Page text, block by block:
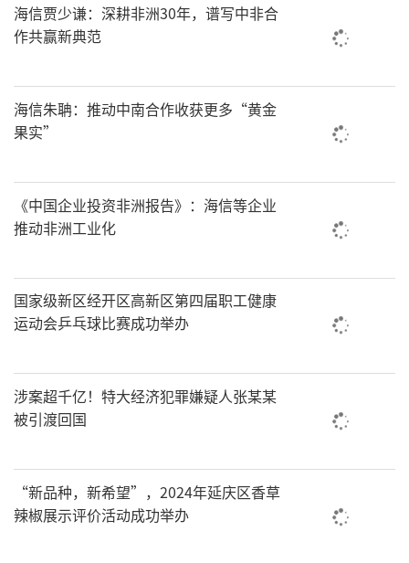
海信贾少谦：深耕非洲30年，谱写中非合
作共赢新典范
海信朱聃：推动中南合作收获更多“黄金
果实”
《中国企业投资非洲报告》：海信等企业
推动非洲工业化
国家级新区经开区高新区第四届职工健康
运动会乒乓球比赛成功举办
涉案超千亿！特大经济犯罪嫌疑人张某某
被引渡回国
“新品种，新希望”，2024年延庆区香草
辣椒展示评价活动成功举办